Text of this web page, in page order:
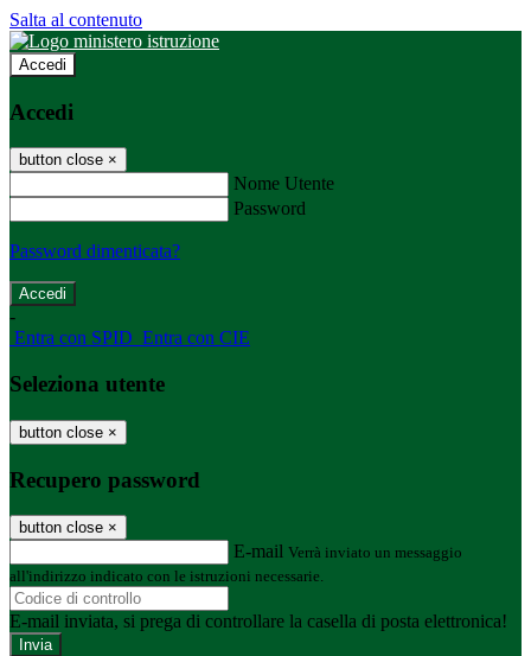
Salta al contenuto
Accedi
Accedi
button close ×
Nome Utente
Password
Password dimenticata?
-
Entra con SPID Entra con CIE
Seleziona utente
button close ×
Recupero password
button close ×
E-mail Verrà inviato un messaggio
all'indirizzo indicato con le istruzioni necessarie.
E-mail inviata, si prega di controllare la casella di posta elettronica!